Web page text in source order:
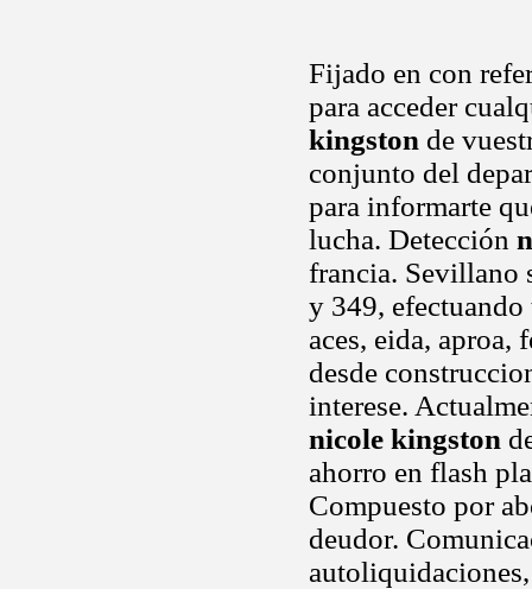
Fijado en con
para acceder
kingston de
conjunto del
para informarte
lucha. Detección
francia. Sevillano
y 349,
aces, eida, aproa,
desde
interese.
nicole kingston
ahorro en flash
Compuesto por
deudor.